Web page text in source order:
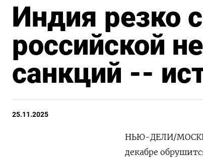
Индия резко
российской
санкций --
25.11.2025
НЬЮ-ДЕЛИ/
декабре